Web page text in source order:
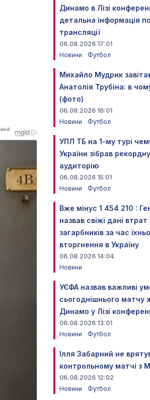
Динамо в Лізі
детальна інформація по
трансляції
06.08.2026 17:01
Новини
Футбол
Михайло Мудрик
Анатолія Трубіна: в
(фото)
06.08.2026 16:01
Новини
Футбол
УПЛ ТБ на 1-му турі
України зібрав
аудиторію
06.08.2026 15:01
Новини
Футбол
Вже мінус 1 454 210 :
назвав свіжі дані втрат
загарбників за час
вторгнення в Україну
06.08.2026 14:04
Новини
УЄФА назвав важливі
сьогоднішнього матчу
Динамо у Лізі
06.08.2026 13:01
Новини
Футбол
Ілля Забарний не
контрольному матчі з
06.08.2026 12:02
Новини
Футбол